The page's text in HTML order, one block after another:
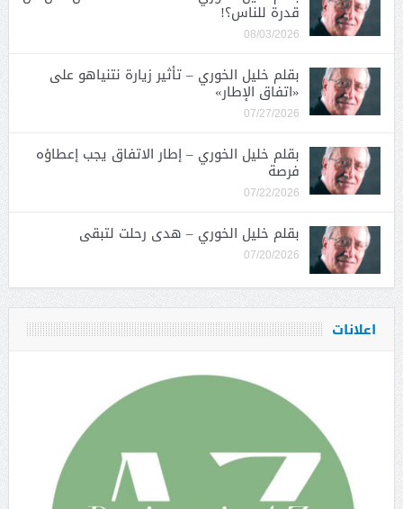
قدرة للناس؟!
08/03/2026
بقلم خليل الخوري – تأثير زيارة نتنياهو على
«اتفاق الإطار»
07/27/2026
بقلم خليل الخوري – إطار الاتفاق يجب إعطاؤه
فرصة
07/22/2026
بقلم خليل الخوري – هدى رحلت لتبقى
07/20/2026
اعلانات